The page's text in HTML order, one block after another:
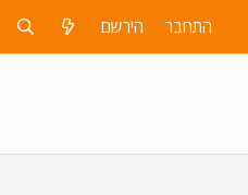
התחבר הירשם